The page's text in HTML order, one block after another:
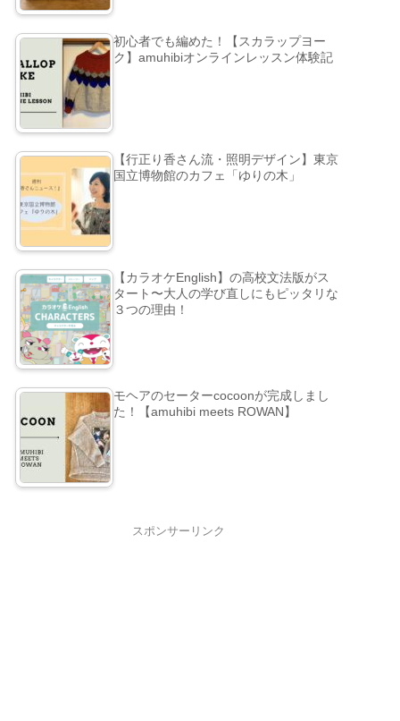
初心者でも編めた！【スカラップヨー
ク】amuhibiオンラインレッスン体験記
【行正り香さん流・照明デザイン】東京
国立博物館のカフェ「ゆりの木」
【カラオケEnglish】の高校文法版がス
タート〜大人の学び直しにもピッタリな
３つの理由！
モヘアのセーターcocoonが完成しまし
た！【amuhibi meets ROWAN】
スポンサーリンク